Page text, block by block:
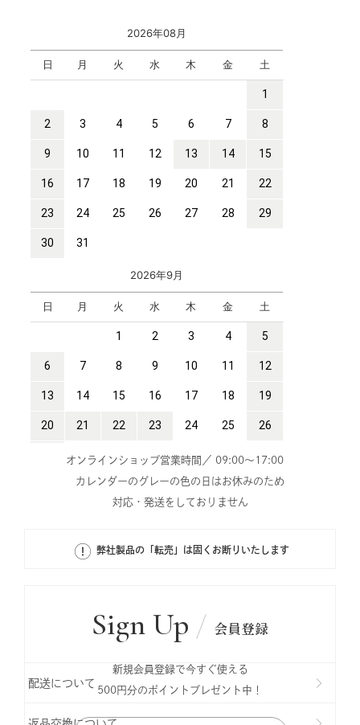
配送について
オンラインショップ営業時間／ 09:00～17:00
カレンダーのグレーの色の日はお休みのため
対応・発送をしておりません
弊社製品の「転売」は固くお断りいたします
Sign Up 会員登録
新規会員登録で今すぐ使える
500円分のポイントプレゼント中！